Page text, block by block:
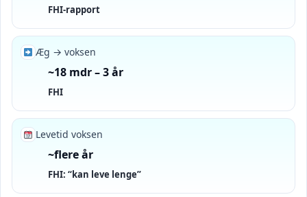
FHI-rapport
Æg → voksen
~18 mdr – 3 år
FHI
Levetid voksen
~flere år
FHI: “kan leve lenge”